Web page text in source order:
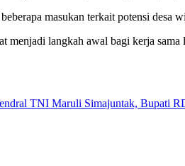
masukan terkait potensi desa
menjadi langkah awal bagi kerja
TNI Maruli Simajuntak, Bupati